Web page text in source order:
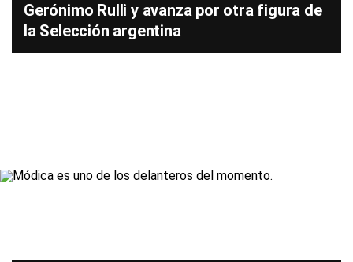
Gerónimo Rulli y avanza por otra figura de
la Selección argentina